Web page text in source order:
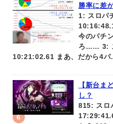
勝率に差
1: スロパ
今のパチ
ろ…… 3:
10:21:02.61 まあ、だから4
【新台ま
し？
815: スロ